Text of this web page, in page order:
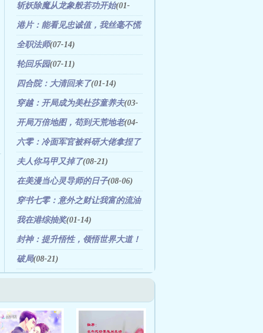
18)
斩妖除魔从龙象般若功开始(01-
03)
港片：能看见忠诚值，我丝毫不慌
(01-22)
全职法师(07-14)
轮回乐园(07-11)
四合院：大清回来了(01-14)
穿越：开局成为美杜莎童养夫(03-
28)
开局万倍地图，苟到天荒地老(04-
05)
六零：冷面军官被科研大佬拿捏了
(08-08)
夫人你马甲又掉了(08-21)
在美漫当心灵导师的日子(08-06)
穿书七零：意外之财让我富的流油
(06-04)
我在港综抽奖(01-14)
封神：提升悟性，领悟世界大道！
(08-21)
破局(08-21)